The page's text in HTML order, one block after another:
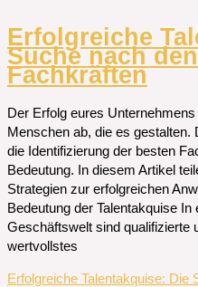
Erfolgreiche
Suche nach
Fachkräften
Der Erfolg eures
Menschen ab, die es gestalten.
die Identifizierung der besten
Bedeutung. In diesem Artikel
Strategien zur erfolgreichen
Bedeutung der Talentakquise
Geschäftswelt sind qualifizierte
wertvollstes
Erfolgreiche Talentakquise: Die